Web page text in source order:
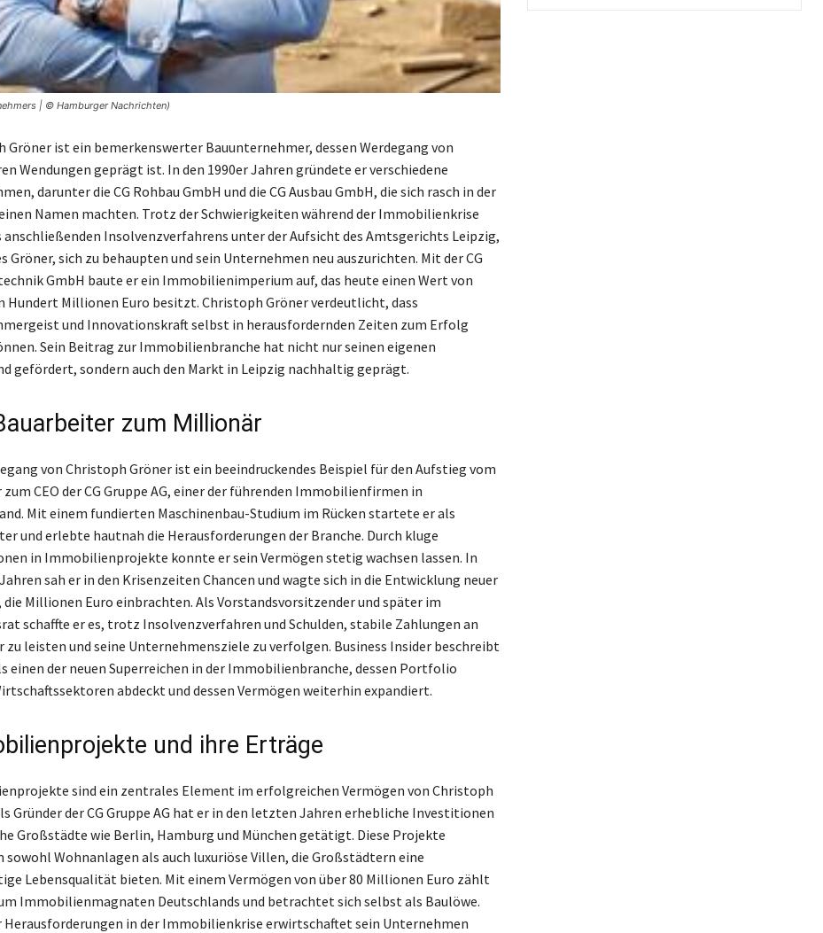
| © Hamburger Nachrichten)
Gröner ist ein bemerkenswerter Bauunternehmer, dessen Werdegang von
Wendungen geprägt ist. In den 1990er Jahren gründete er verschiedene
darunter die CG Rohbau GmbH und die CG Ausbau GmbH, die sich rasch in der
Namen machten. Trotz der Schwierigkeiten während der Immobilienkrise
anschließenden Insolvenzverfahrens unter der Aufsicht des Amtsgerichts Leipzig,
Gröner, sich zu behaupten und sein Unternehmen neu auszurichten. Mit der CG
GmbH baute er ein Immobilienimperium auf, das heute einen Wert von
Hundert Millionen Euro besitzt. Christoph Gröner verdeutlicht, dass
und Innovationskraft selbst in herausfordernden Zeiten zum Erfolg
Sein Beitrag zur Immobilienbranche hat nicht nur seinen eigenen
gefördert, sondern auch den Markt in Leipzig nachhaltig geprägt.
zum Millionär
von Christoph Gröner ist ein beeindruckendes Beispiel für den Aufstieg vom
zum CEO der CG Gruppe AG, einer der führenden Immobilienfirmen in
Mit einem fundierten Maschinenbau-Studium im Rücken startete er als
und erlebte hautnah die Herausforderungen der Branche. Durch kluge
in Immobilienprojekte konnte er sein Vermögen stetig wachsen lassen. In
sah er in den Krisenzeiten Chancen und wagte sich in die Entwicklung neuer
Millionen Euro einbrachten. Als Vorstandsvorsitzender und später im
schaffte er es, trotz Insolvenzverfahren und Schulden, stabile Zahlungen an
zu leisten und seine Unternehmensziele zu verfolgen. Business Insider beschreibt
einen der neuen Superreichen in der Immobilienbranche, dessen Portfolio
abdeckt und dessen Vermögen weiterhin expandiert.
und ihre Erträge
sind ein zentrales Element im erfolgreichen Vermögen von Christoph
Gründer der CG Gruppe AG hat er in den letzten Jahren erhebliche Investitionen
Großstädte wie Berlin, Hamburg und München getätigt. Diese Projekte
sowohl Wohnanlagen als auch luxuriöse Villen, die Großstädtern eine
Lebensqualität bieten. Mit einem Vermögen von über 80 Millionen Euro zählt
Immobilienmagnaten Deutschlands und betrachtet sich selbst als Baulöwe.
Herausforderungen in der Immobilienkrise erwirtschaftet sein Unternehmen